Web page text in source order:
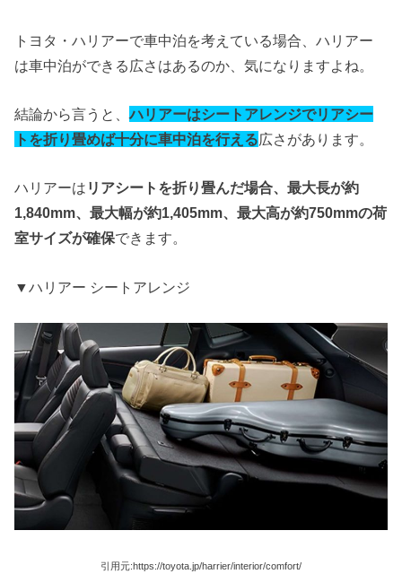
トヨタ・ハリアーで車中泊を考えている場合、ハリアー
は車中泊ができる広さはあるのか、気になりますよね。
結論から言うと、ハリアーはシートアレンジでリアシー
トを折り畳めば十分に車中泊を行える広さがあります。
ハリアーは リアシートを折り畳んだ場合、最大長が約
1,840mm、最大幅が約1,405mm、最大高が約750mmの荷
室サイズが確保できます。
▼ハリアー シートアレンジ
引用元:https://toyota.jp/harrier/interior/comfort/